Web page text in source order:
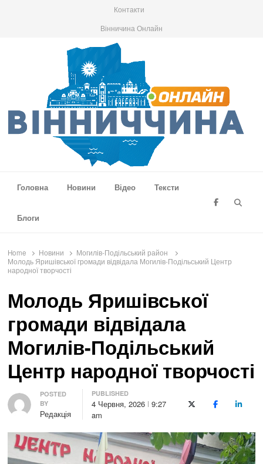
Контакти
Вінничина Онлайн
Головна
Новини Відео Тексти
Блоги
Home Новини
Могилів-Подільський район
Молодь Яришівської громади відвідала Могилів-Подільський Центр
народної творчості
Молодь Яришівської
громади відвідала
Могилів-Подільський
Центр народної творчості
Author
POSTED
BY
Редакція
PUBLISHED
4 Червня, 2026 9:27
am
X (Twitter)Facebook